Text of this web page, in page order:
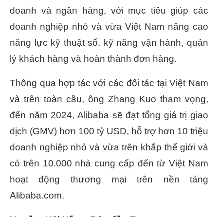
doanh và ngân hàng, với mục tiêu giúp các
doanh nghiệp nhỏ và vừa Việt Nam nâng cao
năng lực kỹ thuật số, kỹ năng vận hành, quản
lý khách hàng và hoàn thành đơn hàng.
Thông qua hợp tác với các đối tác tại Việt Nam
và trên toàn cầu, ông Zhang Kuo tham vọng,
đến năm 2024, Alibaba sẽ đạt tổng giá trị giao
dịch (GMV) hơn 100 tỷ USD, hỗ trợ hơn 10 triệu
doanh nghiệp nhỏ và vừa trên khắp thế giới và
có trên 10.000 nhà cung cấp đến từ Việt Nam
hoạt động thương mại trên nền tảng
Alibaba.com.